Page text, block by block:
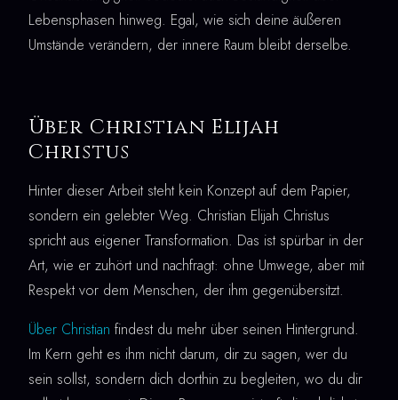
Lebensphasen hinweg. Egal, wie sich deine äußeren
Umstände verändern, der innere Raum bleibt derselbe.
Über Christian Elijah
Christus
Hinter dieser Arbeit steht kein Konzept auf dem Papier,
sondern ein gelebter Weg. Christian Elijah Christus
spricht aus eigener Transformation. Das ist spürbar in der
Art, wie er zuhört und nachfragt: ohne Umwege, aber mit
Respekt vor dem Menschen, der ihm gegenübersitzt.
Über Christian findest du mehr über seinen Hintergrund.
Im Kern geht es ihm nicht darum, dir zu sagen, wer du
sein sollst, sondern dich dorthin zu begleiten, wo du dir